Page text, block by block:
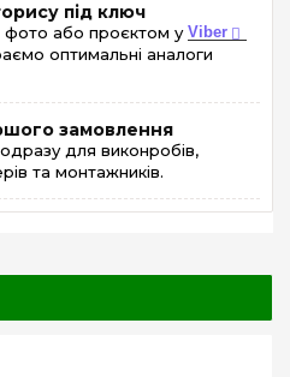
під ключ
або проєктом у Viber
оптимальні аналоги
замовлення
для виконробів,
та монтажників.